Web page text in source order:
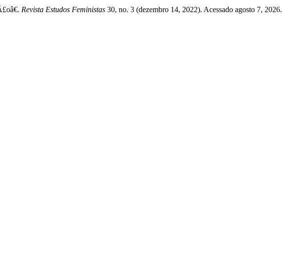
Revista Estudos Feministas 30, no. 3 (dezembro 14, 2022). Acessado agosto 7, 2026.